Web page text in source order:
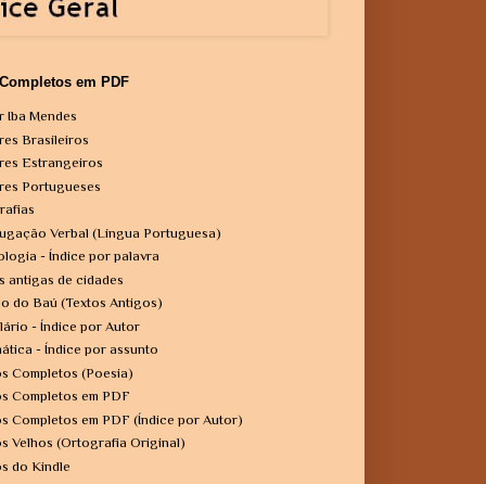
em PDF
Iba Mendes
Brasileiros
Estrangeiros
Portugueses
Verbal (Língua Portuguesa)
- Índice por palavra
antigas de cidades
do Baú (Textos Antigos)
- Índice por Autor
- Índice por assunto
Completos (Poesia)
Completos em PDF
Completos em PDF (Índice por Autor)
Velhos (Ortografia Original)
do Kindle